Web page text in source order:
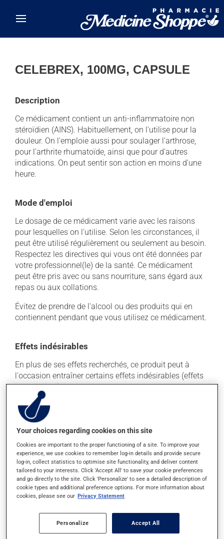
CELEBREX, 100MG, CAPSULE
Description
Ce médicament contient un anti-inflammatoire non
stéroïdien (AINS). Habituellement, on l'utilise pour la
douleur. On l'emploie aussi pour soulager l'arthrose,
pour l'arthrite rhumatoïde, ainsi que pour d'autres
indications. On peut sentir son action en moins d'une
heure.
Mode d'emploi
Le dosage de ce médicament varie avec les raisons
pour lesquelles on l'utilise. Selon les circonstances, il
peut être utilisé régulièrement ou seulement au besoin.
Respectez les directives qui vous ont été données par
votre professionnel(le) de la santé. Ce médicament
peut être pris avec ou sans nourriture, sans égard aux
repas ou aux collations.
Évitez de prendre de l'alcool ou des produits qui en
contiennent pendant que vous utilisez ce médicament.
Effets indésirables
En plus de ses effets recherchés, ce produit peut à
l'occasion entraîner certains effets indésirables (effets
secondaires), notamment :
il peut causer de la diarrhée;
il peut causer des maux de ventre;
il peut donner des problèmes de digestion;
il peut faire augmenter la pression artérielle;
il peut provoquer une rétention de liquide et de
l'enflure (oedème);
il peut rendre votre peau plus sensible aux rayons UV
(p. ex. soleil, cabine de bronzage) - évitez le plus
vous lorsque vous vous exposez au soleil.
Chaque personne peut réagir différemment à un
Your choices regarding cookies on this site
Cookies are important to the proper functioning of a site. To improve your
experience, we use cookies to remember log-in details and provide secure
log-in, collect statistics to optimise site functionality, and deliver content
tailored to your interests. Click 'Accept All' to save your cookie preferences
and go directly to the site. Click 'Personalize' to see a detailed description of
cookie types and additional preference options. For more information about
cookies, please see our Privacy Statement
Personalize Accept All